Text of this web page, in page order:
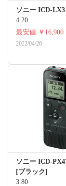
ソニー ICD-
4.20
最安値 ￥16,900
2022/04/20
ソニー ICD-
[ブラック]
3.80